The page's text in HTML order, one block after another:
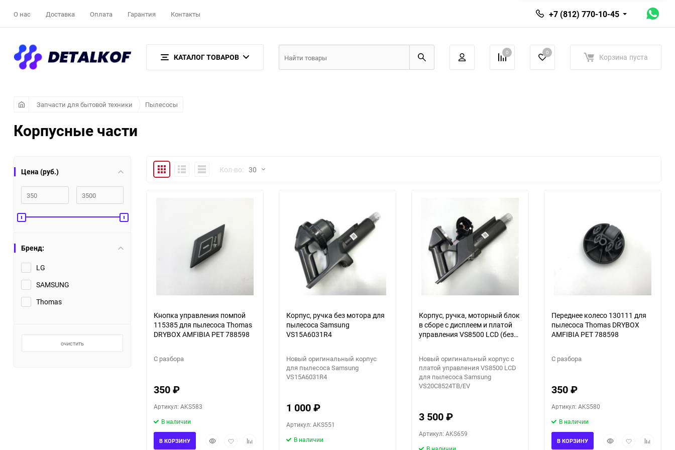
О нас Доставка Оплата Гарантия Контакты +7 (812) 770-10-45
КАТАЛОГ ТОВАРОВ 0 0 Корзина пуста
Запчасти для бытовой техники Пылесосы
Корпусные части
Цена (руб.)
Бренд:
LG
SAMSUNG
Thomas
очистить
ПлиткаПодробноКомпактноКол-во: 30
Кнопка управления помпой
115385 для пылесоса Thomas
DRYBOX AMFIBIA PET 788598
С разбора
350₽
Артикул: AKS583
В наличии
БыстрыйДобавитьДобавить
В КОРЗИНУ
Корпус, ручка без мотора для
пылесоса Samsung
VS15A6031R4
Новый оригинальный корпус
для пылесоса Samsung
VS15A6031R4
1 000₽
Артикул: AKS551
В наличии
Корпус, ручка, моторный блок
в сборе с дисплеем и платой
управления VS8500 LCD (без
Новый оригинальный корпус с
платой управления VS8500 LCD
для пылесоса Samsung
VS20C8524TB/EV
3 500₽
Артикул: AKS659
Переднее колесо 130111 для
пылесоса Thomas DRYBOX
AMFIBIA PET 788598
С разбора
350₽
Артикул: AKS580
В наличии
БыстрыйДобавитьДобавить
В КОРЗИНУ